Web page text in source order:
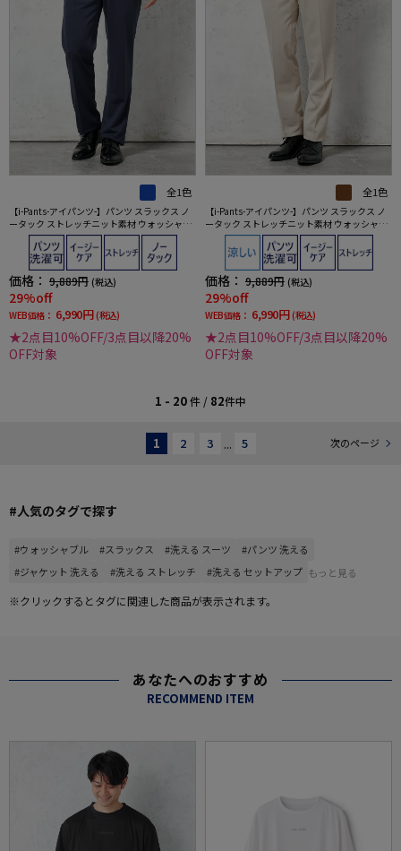
全1色
【i-Pants-アイパンツ-】パンツ スラックス ノ
ータック ストレッチニット素材 ウォッシャブ
ル コード RUCKEN BACCHAR
価格： 9,889円 (税込)
29%off
WEB価格： 6,990円 (税込)
★2点目10%OFF/3点目以降20%
OFF対象
全1色
【i-Pants-アイパンツ-】パンツ スラックス ノ
ータック ストレッチニット素材 ウォッシャブ
ル コード RUCKEN BACCHAR
価格： 9,889円 (税込)
29%off
WEB価格： 6,990円 (税込)
★2点目10%OFF/3点目以降20%
OFF対象
1 - 20件 / 82件中
1 2 3 ... 5 次のページ
#人気のタグで探す
#ウォッシャブル #スラックス #洗える スーツ
#パンツ 洗える
#ジャケット 洗える
#洗える ストレッチ #洗える セットアップ もっと見る
※クリックするとタグに関連した商品が表示されます。
あなたへのおすすめ
RECOMMEND ITEM